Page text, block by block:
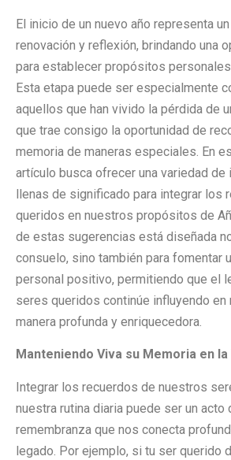
El inicio de un nuevo año representa
renovación y reflexión, brindando una
para establecer propósitos
Esta etapa puede ser especialmente
aquellos que han vivido la pérdida de
que trae consigo la oportunidad de
memoria de maneras especiales. En
artículo busca ofrecer una variedad
llenas de significado para integrar los
queridos en nuestros propósitos de
de estas sugerencias está diseñada
consuelo, sino también para fomentar
personal positivo, permitiendo que el
seres queridos continúe influyendo en
manera profunda y enriquecedora.
Manteniendo Viva su Memoria en la
Integrar los recuerdos de nuestros
nuestra rutina diaria puede ser un acto
remembranza que nos conecta
legado. Por ejemplo, si tu ser querido